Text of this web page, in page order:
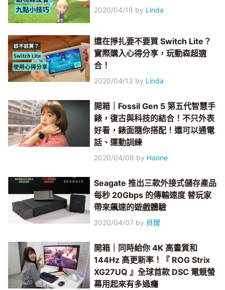
2020/04/18 by Linda
還在掙扎要不要買 Switch Lite？
實際購入心得分享，玩動森超適
合！
2020/04/13 by Linda
開箱｜Fossil Gen 5 第五代智慧手
錶，復古與科技的結合！不只外表
好看，錶面隨你搭配！還可以通電
話、運動訓練
2020/04/09 by Hanne
Seagate 推出三款外接式儲存產品
每秒 20Gbps 的傳輸速度 替玩家
帶來飆速的遊戲體驗
2020/04/07 by 貝爾
開箱｜同時給你 4K 高畫質和
144Hz 高更新率！『 ROG Strix
XG27UQ 』全球首款 DSC 電競螢
幕用起來有多過癮